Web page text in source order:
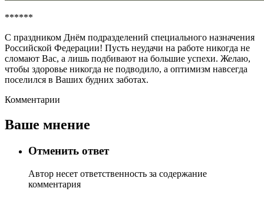
******
С праздником Днём подразделений специального назначения
Российской Федерации! Пусть неудачи на работе никогда не
сломают Вас, а лишь подбивают на большие успехи. Желаю,
чтобы здоровье никогда не подводило, а оптимизм навсегда
поселился в Ваших будних заботах.
Комментарии
Ваше мнение
Отменить ответ
Автор несет ответственность за содержание
комментария